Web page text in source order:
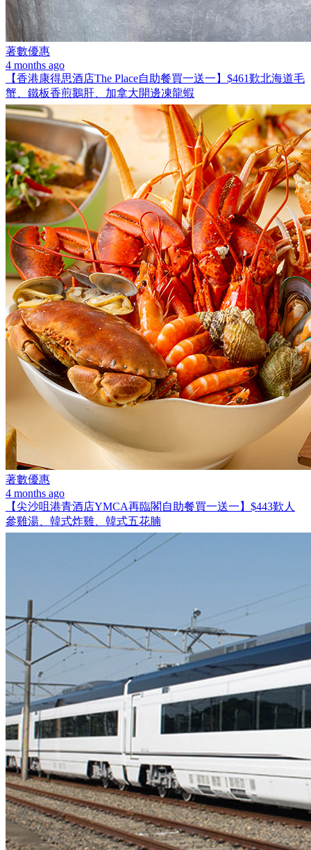
著數優惠
4 months ago
【香港康得思酒店The Place自助餐買一送一】$461歎北海道毛
蟹、鐵板香煎鵝肝、加拿大開邊凍龍蝦
著數優惠
4 months ago
【尖沙咀港青酒店YMCA再臨閣自助餐買一送一】$443歎人
參雞湯、韓式炸雞、韓式五花腩